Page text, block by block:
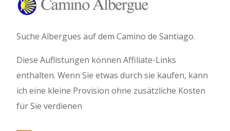
Suche Albergues auf dem Camino de Santiago.
Diese Auflistungen können Affiliate-Links
enthalten. Wenn Sie etwas durch sie kaufen, kann
ich eine kleine Provision ohne zusätzliche Kosten
für Sie verdienen